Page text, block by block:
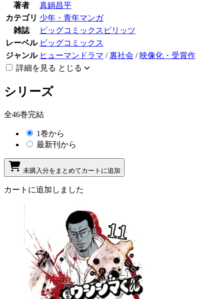
著者
真鍋昌平
カテゴリ 少年・青年マンガ
雑誌
ビッグコミックスピリッツ
レーベル ビッグコミックス
ジャンル ヒューマンドラマ /裏社会 / 映像化・受賞作
詳細を見る とじる
シリーズ
全46巻完結
1巻から
最新刊から
未購入分をまとめてカートに追加
カートに追加しました